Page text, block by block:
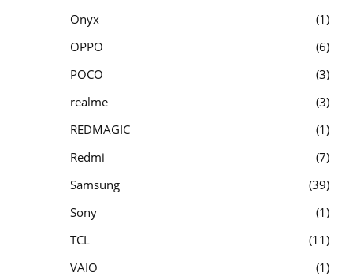
Onyx
1
OPPO
6
POCO
3
realme
3
REDMAGIC
1
Redmi
7
Samsung
39
Sony
1
TCL
11
VAIO
1